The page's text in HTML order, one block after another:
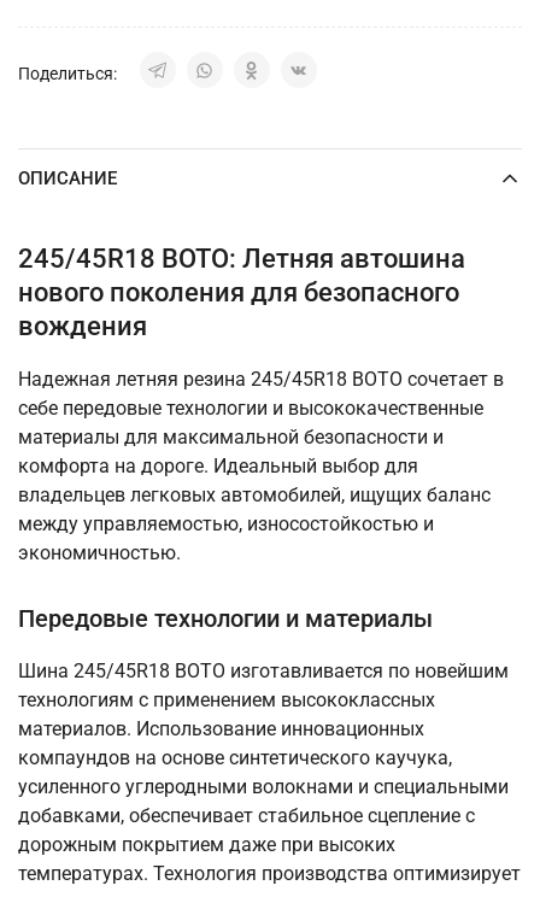
Поделиться:
ОПИСАНИЕ
245/45R18 BOTO: Летняя автошина
нового поколения для безопасного
вождения
Надежная летняя резина 245/45R18 BOTO сочетает в
себе передовые технологии и высококачественные
материалы для максимальной безопасности и
комфорта на дороге. Идеальный выбор для
владельцев легковых автомобилей, ищущих баланс
между управляемостью, износостойкостью и
экономичностью.
Передовые технологии и материалы
Шина 245/45R18 BOTO изготавливается по новейшим
технологиям с применением высококлассных
материалов. Использование инновационных
компаундов на основе синтетического каучука,
усиленного углеродными волокнами и специальными
добавками, обеспечивает стабильное сцепление с
дорожным покрытием даже при высоких
температурах. Технология производства оптимизирует